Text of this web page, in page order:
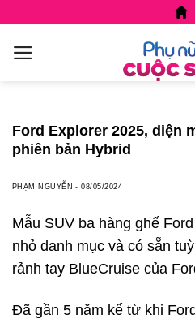
content
Ford Explorer 2025, diện
phiên bản Hybrid
PHẠM NGUYỄN -08/05/2024
Mẫu SUV ba hàng ghế
nhỏ danh mục và có sẵn
rảnh tay BlueCruise của
Đã gần 5 năm kể từ khi